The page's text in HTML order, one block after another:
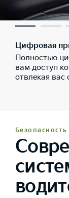
Цифровая
Полностью
вам доступ
отвлекая вас
Безопасность